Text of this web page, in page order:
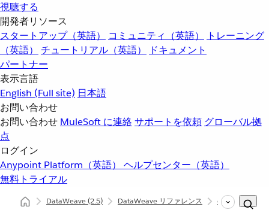
視聴する
開発者リソース
スタートアップ（英語）
コミュニティ（英語）
トレーニング
（英語）
チュートリアル（英語）
ドキュメント
パートナー
表示言語
English (Full site) 日本語
お問い合わせ
お問い合わせ MuleSoft に連絡サポートを依頼 グローバル拠
点
ログイン
Anypoint Platform（英語） ヘルプセンター（英語）
無料トライアル
DataWeave(2.5) DataWeave リファレンス dw::core::Dates